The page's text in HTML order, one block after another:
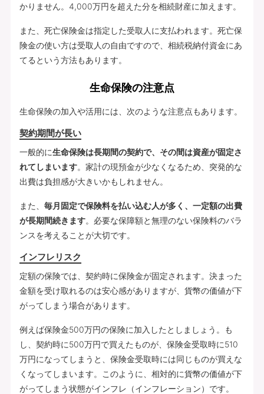
かりません。4,000万円を超えた分を相続財産に加えます。
また、死亡保険金は指定した受取人に支払われます。死亡保
険金の使い方は受取人の自由ですので、相続税納付資金にあ
てるという方法もあります。
生命保険の注意点
生命保険の加入や活用には、次のような注意点もあります。
契約期間が長い
一般的に生命保険は長期間の契約で、その間は資産が固定さ
れてしまいます。家計の現預金が少なくなるため、突発的な
出費は負担感が大きいかもしれません。
また、 毎月固定で保険料を払い込む人が多く、一定額の出費
が長期間続きます。必要な保障額と無理のない保険料のバラ
ンスを考えることが大切です。
インフレリスク
定額の保険では、契約時に保険金が固定されます。決まった
金額を受け取れるのは安心感がありますが、貨幣の価値が下
がってしまう場合があります。
例えば保険金500万円の保険に加入したとしましょう。も
し、契約時に500万円で買えたものが、保険金受取時に510
万円になってしまうと、保険金受取時には同じものが買えな
くなってしまいます。このように、相対的に貨幣の価値が下
がってしまう状態がインフレ（インフレーション）です。